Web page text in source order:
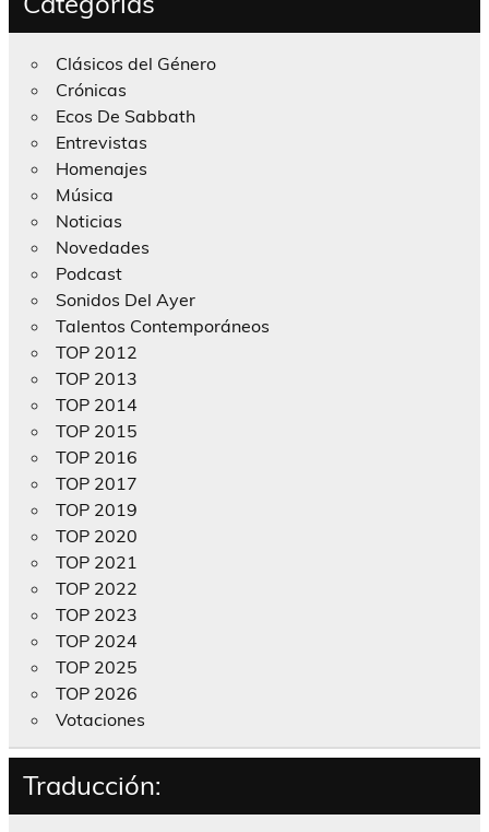
Clásicos del Género
Crónicas
Ecos De Sabbath
Entrevistas
Homenajes
Música
Noticias
Novedades
Podcast
Sonidos Del Ayer
Talentos Contemporáneos
TOP 2012
TOP 2013
TOP 2014
TOP 2015
TOP 2016
TOP 2017
TOP 2019
TOP 2020
TOP 2021
TOP 2022
TOP 2023
TOP 2024
TOP 2025
TOP 2026
Votaciones
Traducción: